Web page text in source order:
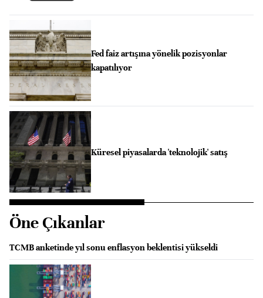
Fed faiz artışına yönelik pozisyonlar
kapatılıyor
Küresel piyasalarda 'teknolojik' satış
Öne Çıkanlar
TCMB anketinde yıl sonu enflasyon beklentisi yükseldi